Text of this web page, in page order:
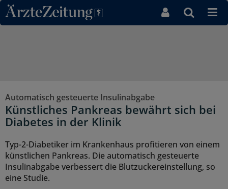
Direkt zum Inhaltsbereich
Automatisch gesteuerte Insulinabgabe
Künstliches Pankreas bewährt sich bei
Diabetes in der Klinik
Typ-2-Diabetiker im Krankenhaus profitieren von einem
künstlichen Pankreas. Die automatisch gesteuerte
Insulinabgabe verbessert die Blutzuckereinstellung, so
eine Studie.